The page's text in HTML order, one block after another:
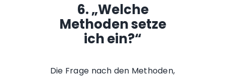
6. „Welche
Methoden setze
ich ein?“
Die Frage nach den Methoden,